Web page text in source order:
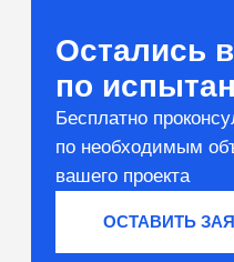
[04]
Вяжущие и сырьё
Тестирование компонентов